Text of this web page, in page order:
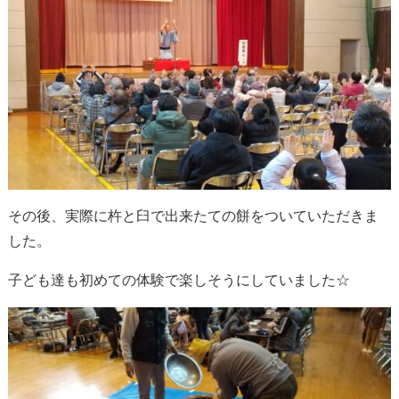
その後、実際に杵と臼で出来たての餅をついていただきま
した。
子ども達も初めての体験で楽しそうにしていました☆